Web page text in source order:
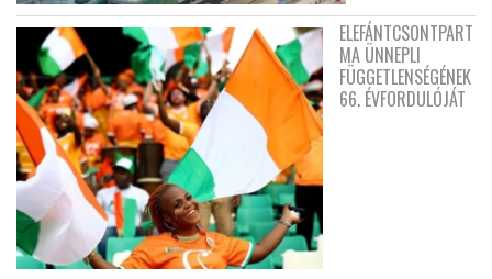
ELEFÁNTCSONTPART
MA ÜNNEPLI
FÜGGETLENSÉGÉNEK
66. ÉVFORDULÓJÁT